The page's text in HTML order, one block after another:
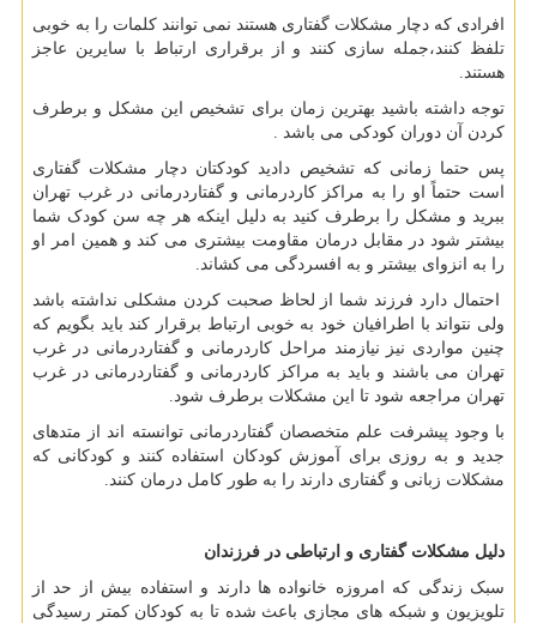
افرادی که دچار مشکلات گفتاری هستند نمی توانند کلمات را به خوبی
تلفظ کنند،جمله سازی کنند و از برقراری ارتباط با سایرین عاجز
هستند.
توجه داشته باشید بهترین زمان برای تشخیص این مشکل و برطرف
کردن آن دوران کودکی می باشد .
پس حتما زمانی که تشخیص دادید کودکتان دچار مشکلات گفتاری
است حتماً او را به مراکز کاردرمانی و گفتاردرمانی در غرب تهران
ببرید و مشکل را برطرف کنید به دلیل اینکه هر چه سن کودک شما
بیشتر شود در مقابل درمان مقاومت بیشتری می کند و همین امر او
را به انزوای بیشتر و به افسردگی می کشاند.
احتمال دارد فرزند شما از لحاظ صحبت کردن مشکلی نداشته باشد
ولی نتواند با اطرافیان خود به خوبی ارتباط برقرار کند باید بگویم که
چنین مواردی نیز نیازمند مراحل کاردرمانی و گفتاردرمانی در غرب
تهران می ‌باشند و باید به مراکز کاردرمانی و گفتاردرمانی در غرب
تهران مراجعه شود تا این مشکلات برطرف شود.
با وجود پیشرفت علم متخصصان گفتاردرمانی توانسته‌ اند از متدهای
جدید و به روزی برای آموزش کودکان استفاده کنند و کودکانی که
مشکلات زبانی و گفتاری دارند را به طور کامل درمان کنند.
دلیل مشکلات گفتاری و ارتباطی در فرزندان
سبک زندگی که امروزه خانواده ها دارند و استفاده بیش از حد از
تلویزیون و شبکه های مجازی باعث شده تا به کودکان کمتر رسیدگی